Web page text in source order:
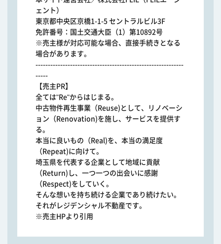
ェント）
東京都中央区京橋1-1-5 セントラルビル3F
免許番号：国土交通大臣（1）第10892号
※売主様が対応可能な場合、直接手続きとなる
場合があります。
------------------------------------------------------------
-----
【売主PR】
全ては"Re"からはじまる。
中古物件再生事業（Reuse)として、リノベーシ
ョン（Renovation)を施し、サービスを提供す
る。
本当に良いもの（Real)を、本当の満足度
（Repeat)に向けて。
埼玉県を代表する企業として地域に貢献
（Return)し、一つ一つの出会いに感謝
（Respect)をしていく。
そんな想いを持ち続ける企業であり続けたい。
それがレジデンシャル不動産です。
※売主HPより引用